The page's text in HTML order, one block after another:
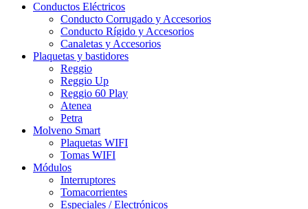
Conductos Eléctricos
Conducto Corrugado y Accesorios
Conducto Rígido y Accesorios
Canaletas y Accesorios
Plaquetas y bastidores
Reggio
Reggio Up
Reggio 60 Play
Atenea
Petra
Molveno Smart
Plaquetas WIFI
Tomas WIFI
Módulos
Interruptores
Tomacorrientes
Especiales / Electrónicos